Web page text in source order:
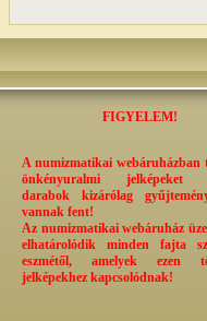
FIGYELEM!
A numizmatikai webáruházban
önkényuralmi jelképeket
darabok kizárólag
vannak fent!
Az numizmatikai webáruház
elhatárolódik minden fajta
eszmétől, amelyek ezen
jelképekhez kapcsolódnak!